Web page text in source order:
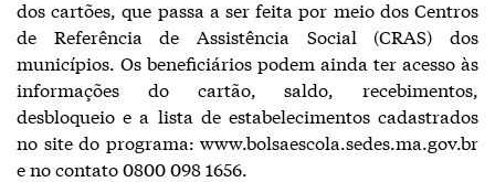
dos cartões, que passa a ser feita por meio dos Centros
de Referência de Assistência Social (CRAS) dos
municípios. Os beneficiários podem ainda ter acesso às
informações do cartão, saldo, recebimentos,
desbloqueio e a lista de estabelecimentos cadastrados
no site do programa: www.bolsaescola.sedes.ma.gov.br
e no contato 0800 098 1656.